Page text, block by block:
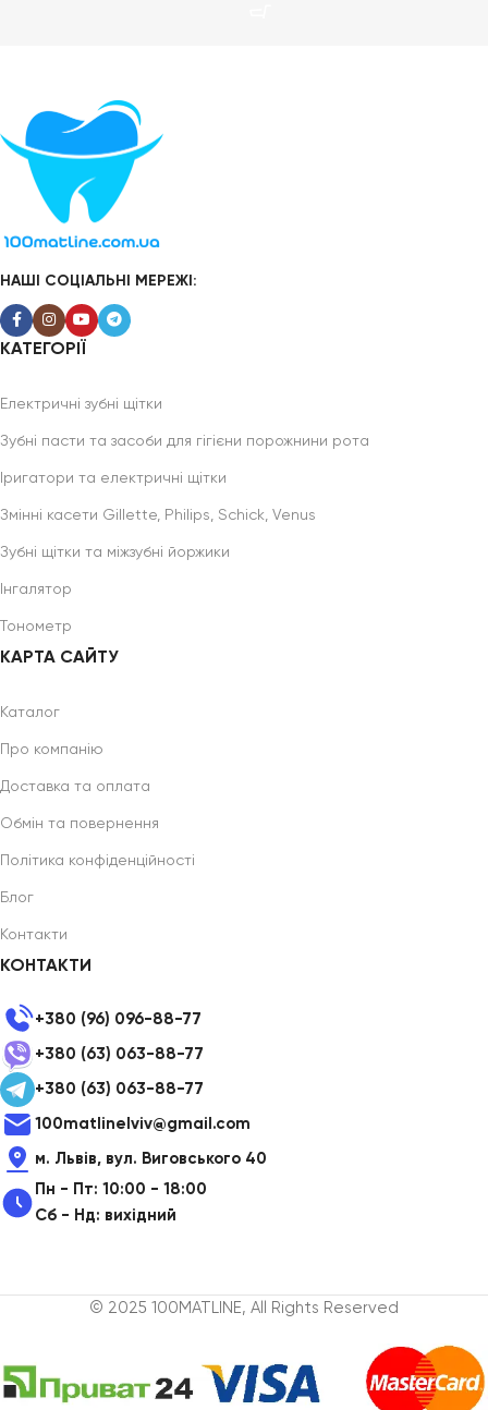
НАШІ СОЦІАЛЬНІ МЕРЕЖІ:
КАТЕГОРІЇ
Електричні зубні щітки
Зубні пасти та засоби для гігієни порожнини рота
Іригатори та електричні щітки
Змінні касети Gillette, Philips, Schick, Venus
Зубні щітки та міжзубні йоржики
Інгалятор
Тонометр
КАРТА САЙТУ
Каталог
Про компанію
Доставка та оплата
Обмін та повернення
Політика конфіденційності
Блог
Контакти
КОНТАКТИ
+380 (96) 096-88-77
+380 (63) 063-88-77
+380 (63) 063-88-77
100matlinelviv@gmail.com
м. Львів, вул. Виговського 40
Пн - Пт: 10:00 - 18:00
Сб - Нд: вихідний
© 2025 100MATLINE, All Rights Reserved